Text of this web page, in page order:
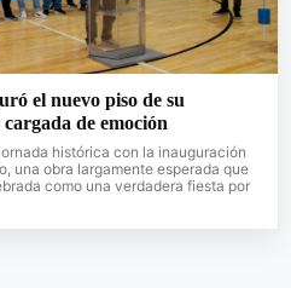
el nuevo piso de su
de emoción
histórica con la inauguración
una obra largamente esperada que
como una verdadera fiesta por